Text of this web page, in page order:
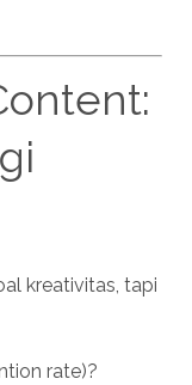
kreativitas, tapi
rate)?